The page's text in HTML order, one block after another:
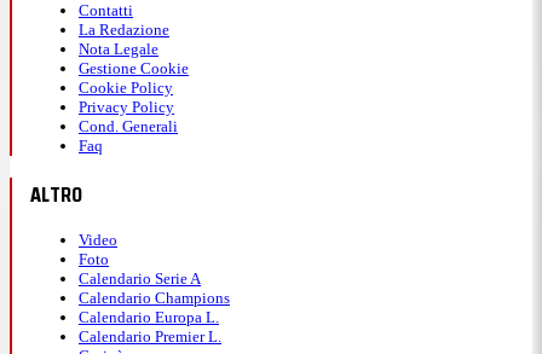
Contatti
La Redazione
Nota Legale
Gestione Cookie
Cookie Policy
Privacy Policy
Cond. Generali
Faq
ALTRO
Video
Foto
Calendario Serie A
Calendario Champions
Calendario Europa L.
Calendario Premier L.